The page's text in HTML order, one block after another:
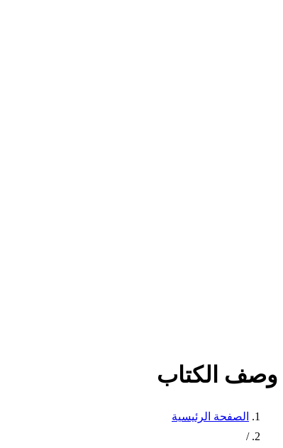
وصف الكتاب
الصفحة الرئيسية
/